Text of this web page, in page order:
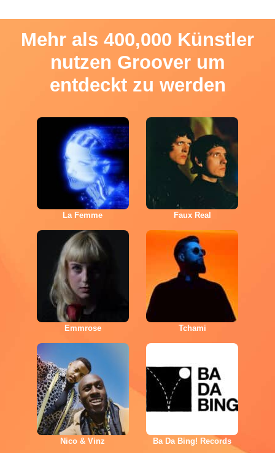
Mehr als 400,000 Künstler
nutzen Groover um
entdeckt zu werden
La Femme Faux Real
Emmrose Tchami
Nico & Vinz Ba Da Bing! Records